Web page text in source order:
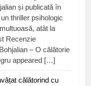
și publicată în
thriller psihologic
atât la
Recenzie
– O călătorie
appeared […]
călătorind cu